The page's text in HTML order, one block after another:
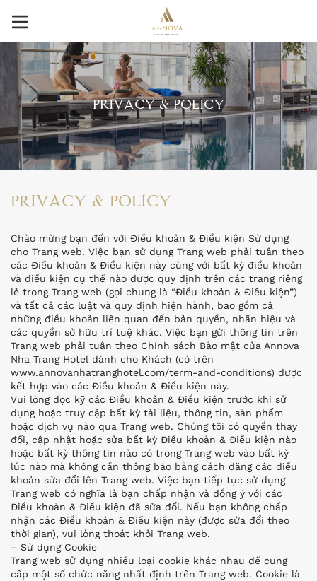
PRIVACY & POLICY
PRIVACY & POLICY
Chào mừng bạn đến với Điều khoản & Điều kiện Sử dụng
cho Trang web. Việc bạn sử dụng Trang web phải tuân theo
các Điều khoản & Điều kiện này cùng với bất kỳ điều khoản
và điều kiện cụ thể nào được quy định trên các trang riêng
lẻ trong Trang web (gọi chung là “Điều khoản & Điều kiện”)
và tất cả các luật và quy định hiện hành, bao gồm cả
những điều khoản liên quan đến bản quyền, nhãn hiệu và
các quyền sở hữu trí tuệ khác. Việc bạn gửi thông tin trên
Trang web phải tuân theo Chính sách Bảo mật của Annova
Nha Trang Hotel dành cho Khách (có trên
www.annovanhatranghotel.com/term-and-conditions) được
kết hợp vào các Điều khoản & Điều kiện này.
Vui lòng đọc kỹ các Điều khoản & Điều kiện trước khi sử
dụng hoặc truy cập bất kỳ tài liệu, thông tin, sản phẩm
hoặc dịch vụ nào qua Trang web. Chúng tôi có quyền thay
đổi, cập nhật hoặc sửa bất kỳ Điều khoản & Điều kiện nào
hoặc bất kỳ thông tin nào có trong Trang web vào bất kỳ
lúc nào mà không cần thông báo bằng cách đăng các điều
khoản sửa đổi lên Trang web. Việc bạn tiếp tục sử dụng
Trang web có nghĩa là bạn chấp nhận và đồng ý với các
Điều khoản & Điều kiện đã sửa đổi. Nếu bạn không chấp
nhận các Điều khoản & Điều kiện này (được sửa đổi theo
thời gian), vui lòng thoát khỏi Trang web.
– Sử dụng Cookie
Trang web sử dụng nhiều loại cookie khác nhau để cung
cấp một số chức năng nhất định trên Trang web. Cookie là